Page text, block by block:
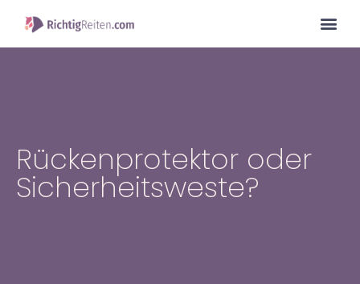
Rückenprotektor oder
Sicherheitsweste?